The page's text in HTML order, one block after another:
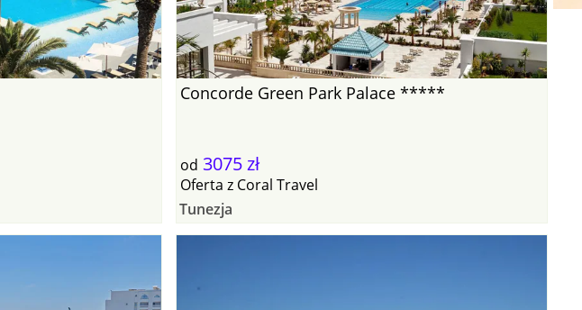
Concorde Green Park Palace *****
od 3075 zł
Oferta z Coral Travel
Tunezja